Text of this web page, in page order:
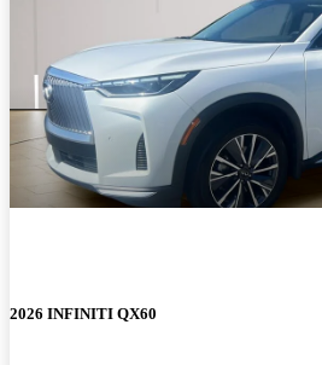
2026 INFINITI QX60